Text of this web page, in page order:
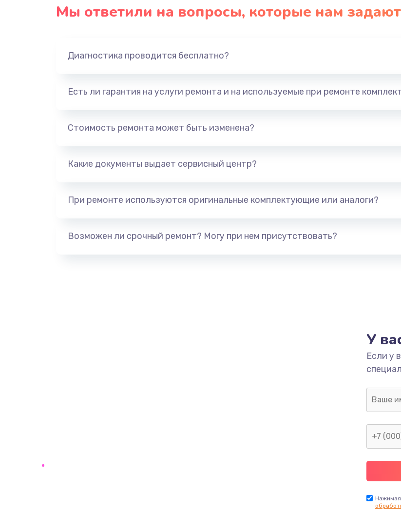
Мы ответили на вопросы, которые нам
Диагностика проводится бесплатно?
Есть ли гарантия на услуги ремонта и на используемые при ремонте
Стоимость ремонта может быть изменена?
Какие документы выдает сервисный центр?
При ремонте используются оригинальные комплектующие или аналоги?
Возможен ли срочный ремонт? Могу при нем присутствовать?
У
Если у
Нажимая